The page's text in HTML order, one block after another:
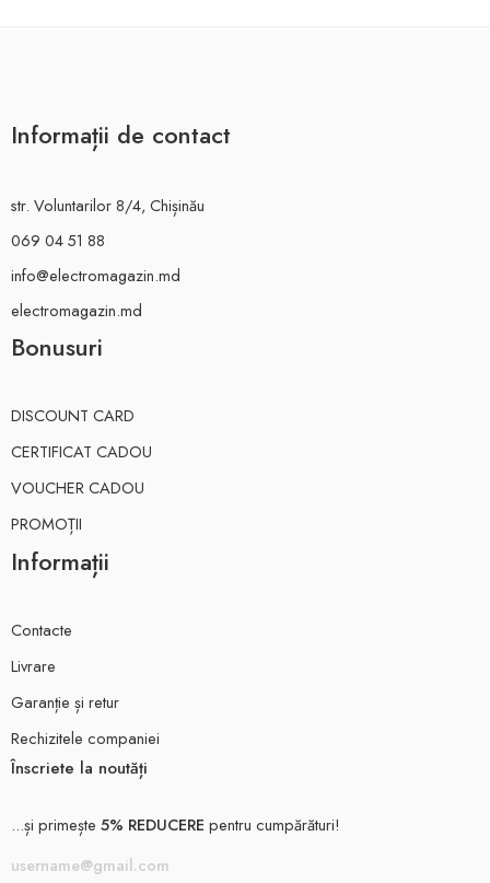
Informații de contact
str. Voluntarilor 8/4, Chișinău
069 04 51 88
info@electromagazin.md
electromagazin.md
Bonusuri
DISCOUNT CARD
CERTIFICAT CADOU
VOUCHER CADOU
PROMOȚII
Informații
Contacte
Livrare
Garanție și retur
Rechizitele companiei
Înscriete la noutăți
...și primește 5% REDUCERE pentru cumpărături!